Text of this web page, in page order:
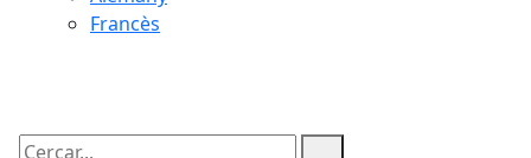
Francès